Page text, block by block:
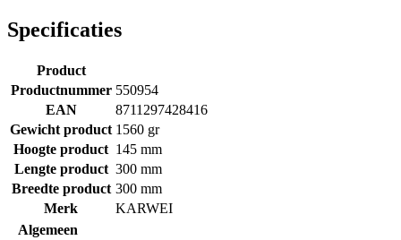
Specificaties
Product
Productnummer 550954
EAN
8711297428416
Gewicht product 1560 gr
Hoogte product 145 mm
Lengte product 300 mm
Breedte product 300 mm
Merk
KARWEI
Algemeen